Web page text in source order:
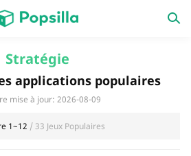
Derniers ajouts
Stratégie
applications populaires
mise à jour: 2026-08-09
1~12 / 33 Jeux Populaires